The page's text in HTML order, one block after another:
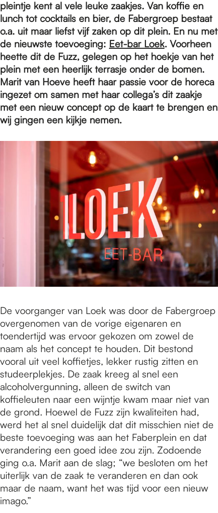
e
p
a
g
e
pleintje kent al vele leuke zaakjes. Van koffie en
lunch tot cocktails en bier, de Fabergroep bestaat
o.a. uit maar liefst vijf zaken op dit plein. En nu met
de nieuwste toevoeging: Eet-bar Loek. Voorheen
heette dit de Fuzz, gelegen op het hoekje van het
plein met een heerlijk terrasje onder de bomen.
Marit van Hoeve heeft haar passie voor de horeca
ingezet om samen met haar collega’s dit zaakje
met een nieuw concept op de kaart te brengen en
wij gingen een kijkje nemen.
De voorganger van Loek was door de Fabergroep
overgenomen van de vorige eigenaren en
toendertijd was ervoor gekozen om zowel de
naam als het concept te houden. Dit bestond
vooral uit veel koffietjes, lekker rustig zitten en
studeerplekjes. De zaak kreeg al snel een
alcoholvergunning, alleen de switch van
koffieleuten naar een wijntje kwam maar niet van
de grond. Hoewel de Fuzz zijn kwaliteiten had,
werd het al snel duidelijk dat dit misschien niet de
beste toevoeging was aan het Faberplein en dat
verandering een goed idee zou zijn. Zodoende
ging o.a. Marit aan de slag; “we besloten om het
uiterlijk van de zaak te veranderen en dan ook
maar de naam, want het was tijd voor een nieuw
imago.”